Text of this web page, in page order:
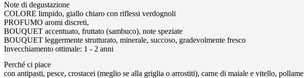
Note di degustazione
COLORE limpido, giallo chiaro con riflessi verdognoli
PROFUMO aromi discreti,
BOUQUET accentuato, fruttato (sambuco), note speziate
BOUQUET leggermente strutturato, minerale, succoso, gradevolmente fresco
Invecchiamento ottimale: 1 - 2 anni
Perché ci piace
con antipasti, pesce, crostacei (meglio se alla griglia o arrostiti), carne di maiale e vitello, pollame